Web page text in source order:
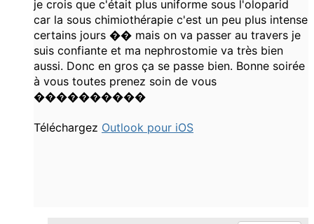
je crois que c'était plus uniforme sous l'oloparid
car la sous chimiothérapie c'est un peu plus intense
certains jours �� mais on va passer au travers je
suis confiante et ma nephrostomie va très bien
aussi. Donc en gros ça se passe bien. Bonne soirée
à vous toutes prenez soin de vous
����������
Téléchargez Outlook pour iOS